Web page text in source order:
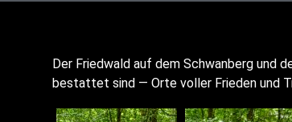
Der Fried­wald auf dem Schwan­berg und
bestat­tet sind — Orte vol­ler Frie­den und